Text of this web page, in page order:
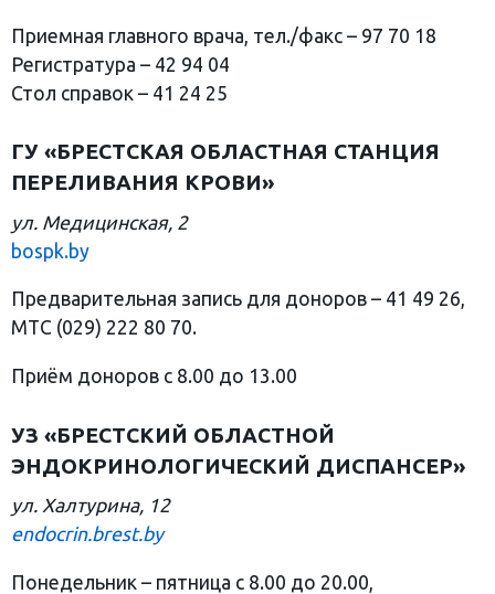
Приемная главного врача, тел./факс – 97 70 18
Регистратура – 42 94 04
Стол справок – 41 24 25
ГУ «БРЕСТСКАЯ ОБЛАСТНАЯ СТАНЦИЯ
ПЕРЕЛИВАНИЯ КРОВИ»
ул. Медицинская, 2
bospk.by
Предварительная запись для доноров – 41 49 26,
МТС (029) 222 80 70.
Приём доноров с 8.00 до 13.00
УЗ «БРЕСТСКИЙ ОБЛАСТНОЙ
ЭНДОКРИНОЛОГИЧЕСКИЙ ДИСПАНСЕР»
ул. Халтурина, 12
endocrin.brest.by
Понедельник – пятница с 8.00 до 20.00,